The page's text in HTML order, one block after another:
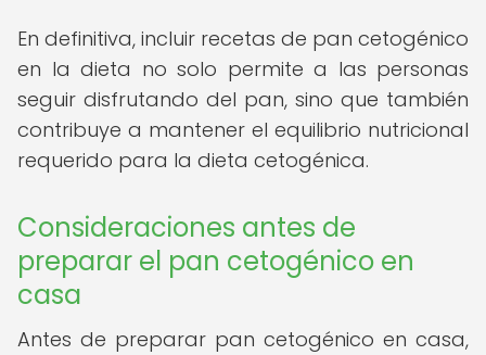
En definitiva, incluir recetas de pan cetogénico
en la dieta no solo permite a las personas
seguir disfrutando del pan, sino que también
contribuye a mantener el equilibrio nutricional
requerido para la dieta cetogénica.
Consideraciones antes de
preparar el pan cetogénico en
casa
Antes de preparar pan cetogénico en casa,